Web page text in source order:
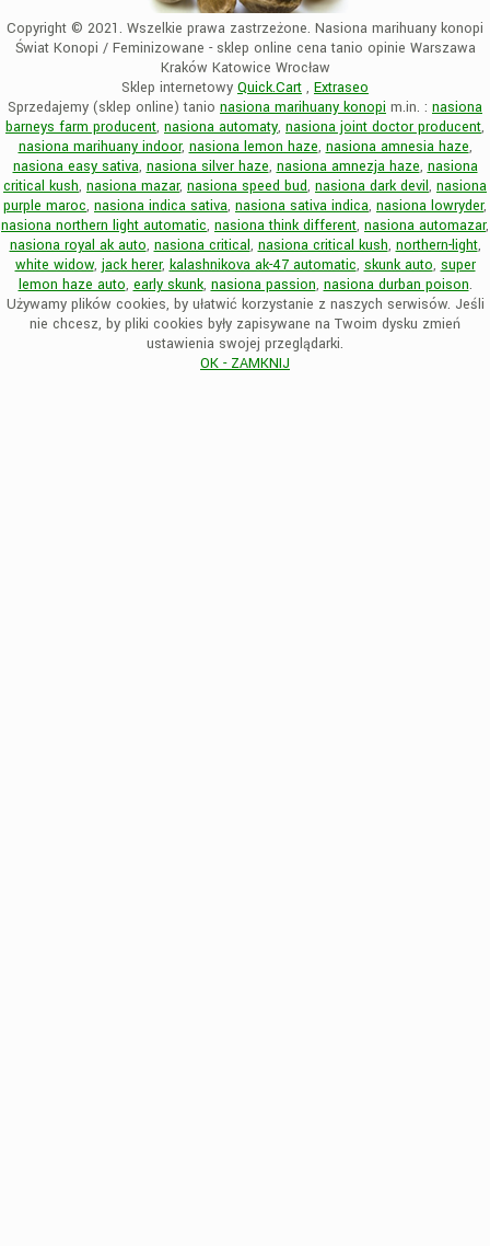
Copyright © 2021. Wszelkie prawa zastrzeżone. Nasiona marihuany konopi
Świat Konopi / Feminizowane - sklep online cena tanio opinie Warszawa
Kraków Katowice Wrocław
Sklep internetowy Quick.Cart , Extraseo
Sprzedajemy (sklep online) tanio nasiona marihuany konopi m.in. : nasiona
barneys farm producent, nasiona automaty, nasiona joint doctor producent,
nasiona marihuany indoor, nasiona lemon haze, nasiona amnesia haze,
nasiona easy sativa, nasiona silver haze, nasiona amnezja haze, nasiona
critical kush, nasiona mazar, nasiona speed bud, nasiona dark devil, nasiona
purple maroc, nasiona indica sativa, nasiona sativa indica, nasiona lowryder,
nasiona northern light automatic, nasiona think different, nasiona automazar,
nasiona royal ak auto, nasiona critical, nasiona critical kush, northern-light,
white widow, jack herer, kalashnikova ak-47 automatic, skunk auto, super
lemon haze auto, early skunk, nasiona passion, nasiona durban poison.
Używamy plików cookies, by ułatwić korzystanie z naszych serwisów. Jeśli
nie chcesz, by pliki cookies były zapisywane na Twoim dysku zmień
ustawienia swojej przeglądarki.
OK - ZAMKNIJ